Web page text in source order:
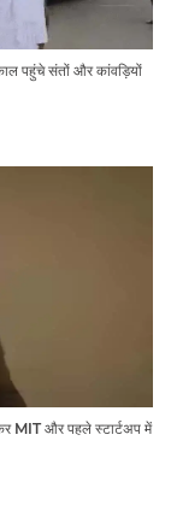
पहुंचे संतों और कांवड़ियों
MIT और पहले स्टार्टअप में